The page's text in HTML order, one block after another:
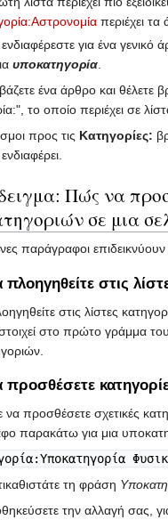
περιέχει τα
για ένα γενικό
υποκατηγορία.
ένα άρθρο και θέλετε
το οποίο περιέχει σε
προς τις Κατηγορίες:
Πώς να
σε μια
παράγραφοι
στις
στις λίστες
στο πρώτο γράμμα
να προσθέσετε σχετικές
παρακάτω για μια
τη φράση
την αλλαγή σας,